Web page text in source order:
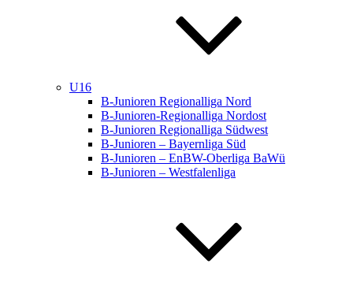
U16
B-Junioren Regionalliga Nord
B-Junioren-Regionalliga Nordost
B-Junioren Regionalliga Südwest
B-Junioren – Bayernliga Süd
B-Junioren – EnBW-Oberliga BaWü
B-Junioren – Westfalenliga